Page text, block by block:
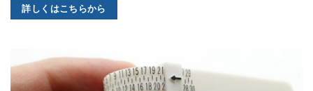
詳しくはこちらから